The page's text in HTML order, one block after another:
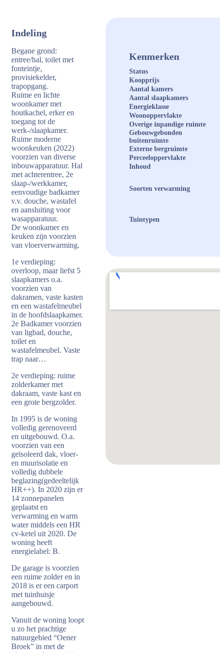
Indeling
Begane grond:
entree/hal, toilet met
fonteintje,
provisiekelder,
trapopgang.
Ruime en lichte
woonkamer met
houtkachel, erker en
toegang tot de
werk-/slaapkamer.
Ruime moderne
woonkeuken (2022)
voorzien van diverse
inbouwapparatuur. Hal
met achterentree, 2e
slaap-/werkkamer,
eenvoudige badkamer
v.v. douche, wastafel
en aansluiting voor
wasapparatuur.
De woonkamer en
keuken zijn voorzien
van vloerverwarming.
1e verdieping:
overloop, maar liefst 5
slaapkamers o.a.
voorzien van
dakramen, vaste kasten
en een wastafelmeubel
in de hoofdslaapkamer.
2e Badkamer voorzien
van ligbad, douche,
toilet en
wastafelmeubel. Vaste
trap naar…
2e verdieping: ruime
zolderkamer met
dakraam, vaste kast en
een grote bergzolder.
In 1995 is de woning
volledig gerenoveerd
en uitgebouwd. O.a.
voorzien van een
geïsoleerd dak, vloer-
en muurisolatie en
volledig dubbele
beglazing(gedeeltelijk
HR++). In 2020 zijn er
14 zonnepanelen
geplaatst en
verwarming en warm
water middels een HR
cv-ketel uit 2020. De
woning heeft
energielabel: B.
De garage is voorzien
een ruime zolder en in
2018 is er een carport
met tuinhuisje
aangebouwd.
Vanuit de woning loopt
u zo het prachtige
natuurgebied “Oener
Broek” in met de
Kenmerken
Status
Koopprijs
Aantal kamers
Aantal slaapkamers
Energieklasse
Woonoppervlakte
Overige inpandige ruimte
Gebouwgebonden
buitenruimte
Externe bergruimte
Perceeloppervlakte
Inhoud
Soorten verwarming
Tuintypen